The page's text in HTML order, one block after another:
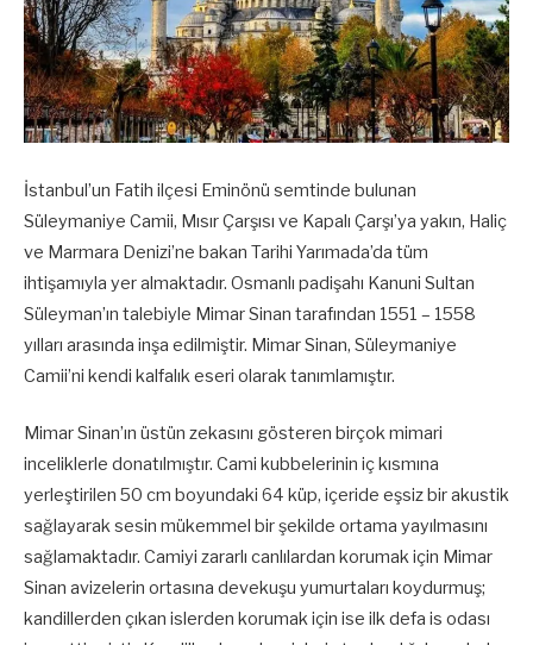
İstanbul’un Fatih ilçesi Eminönü semtinde bulunan
Süleymaniye Camii, Mısır Çarşısı ve Kapalı Çarşı’ya yakın, Haliç
ve Marmara Denizi’ne bakan Tarihi Yarımada’da tüm
ihtişamıyla yer almaktadır. Osmanlı padişahı Kanuni Sultan
Süleyman’ın talebiyle Mimar Sinan tarafından 1551 – 1558
yılları arasında inşa edilmiştir. Mimar Sinan, Süleymaniye
Camii’ni kendi kalfalık eseri olarak tanımlamıştır.
Mimar Sinan’ın üstün zekasını gösteren birçok mimari
inceliklerle donatılmıştır. Cami kubbelerinin iç kısmına
yerleştirilen 50 cm boyundaki 64 küp, içeride eşsiz bir akustik
sağlayarak sesin mükemmel bir şekilde ortama yayılmasını
sağlamaktadır. Camiyi zararlı canlılardan korumak için Mimar
Sinan avizelerin ortasına devekuşu yumurtaları koydurmuş;
kandillerden çıkan islerden korumak için ise ilk defa is odası